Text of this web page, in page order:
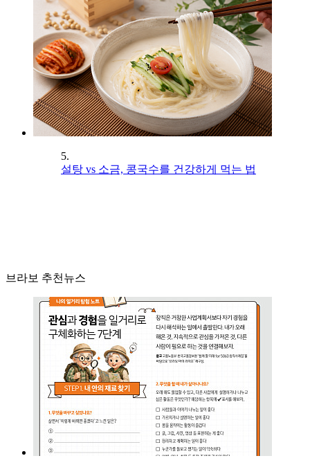
5.
설탕 vs 소금, 콩국수를 건강하게 먹는 법
브라보 추천뉴스